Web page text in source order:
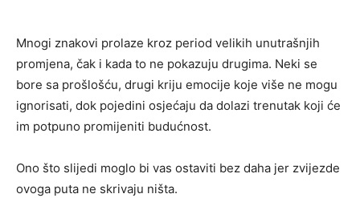
Mnogi znakovi prolaze kroz period velikih unutrašnjih
promjena, čak i kada to ne pokazuju drugima. Neki se
bore sa prošlošću, drugi kriju emocije koje više ne mogu
ignorisati, dok pojedini osjećaju da dolazi trenutak koji će
im potpuno promijeniti budućnost.
Ono što slijedi moglo bi vas ostaviti bez daha jer zvijezde
ovoga puta ne skrivaju ništa.